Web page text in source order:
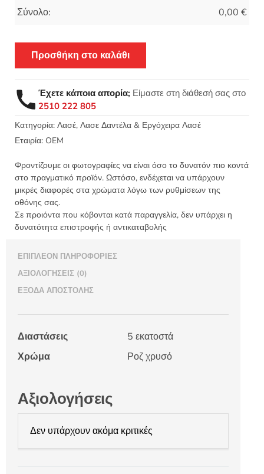
Σύνολο: 0,00 €
Προσθήκη στο καλάθι
Έχετε κάποια απορία; Είμαστε στη διάθεσή σας στο
2510 222 805
Κατηγορία: Λασέ, Λασε Δαντέλα & Εργόχειρα Λασέ
Εταιρία: OEM
Φροντίζουμε οι φωτογραφίες να είναι όσο το δυνατόν πιο κοντά
στο πραγματικό προϊόν. Ωστόσο, ενδέχεται να υπάρχουν
μικρές διαφορές στα χρώματα λόγω των ρυθμίσεων της
οθόνης σας.
Σε προιόντα που κόβονται κατά παραγγελία, δεν υπάρχει η
δυνατότητα επιστροφής ή αντικαταβολής
ΕΠΙΠΛΈΟΝ ΠΛΗΡΟΦΟΡΊΕΣ
ΑΞΙΟΛΟΓΉΣΕΙΣ (0)
ΈΞΟΔΑ ΑΠΟΣΤΟΛΉΣ
Διαστάσεις
5 εκατοστά
Χρώμα
Ροζ χρυσό
Αξιολογήσεις
Δεν υπάρχουν ακόμα κριτικές